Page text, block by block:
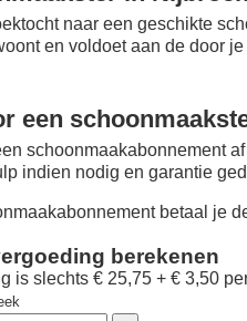
naar een geschikte
en voldoet aan de door
een
schoonmaakabonnement
indien nodig en garantie
betaal je
berekenen
is slechts € 25,75 + € 3,50